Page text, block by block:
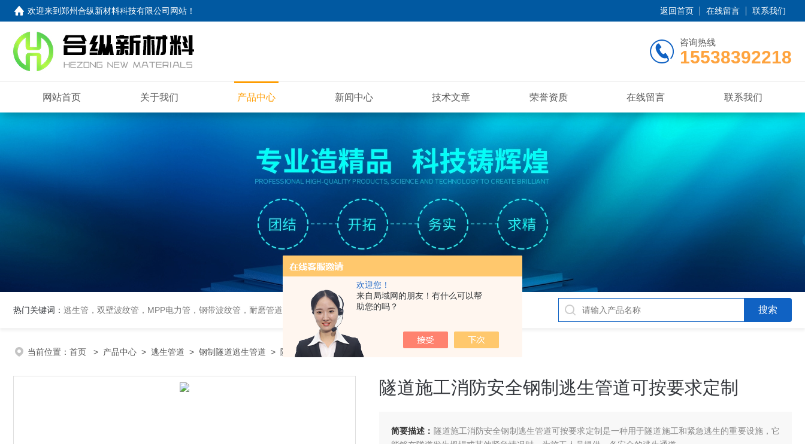
欢迎您！
来自局域网的朋友！有什么可以帮
助您的吗？
欢迎来到郑州合纵新材料科技有限公司网站 ！ 返回首页 在线留言 联系我们
咨询热线
15538392218
网站首页 关于我们 产品中心 新闻中心 技术文章 荣誉资质 在线留言 联系我们
热门关键词： 逃生管，双壁波纹管，MPP电力管，钢带波纹管，耐磨管道,衬塑钢管,钢衬塑管,钢衬四氟管,超高分子量聚乙烯管,超高管
当前位置： 首页 > 产品中心 > 逃生管道 > 钢制隧道逃生管道 > 隧道施工消防安全钢制逃生管道可按要求定制
隧道施工消防安全钢制逃生管道可按要求定制
简要描述： 隧道施工消防安全钢制逃生管道可按要求定制是一种用于隧道施工和紧急逃生的重要设施，它